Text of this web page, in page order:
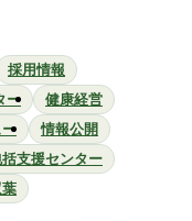
採用情報
ー
健康経営
情報公開
支援センター